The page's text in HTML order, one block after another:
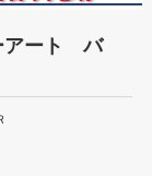
ート バ